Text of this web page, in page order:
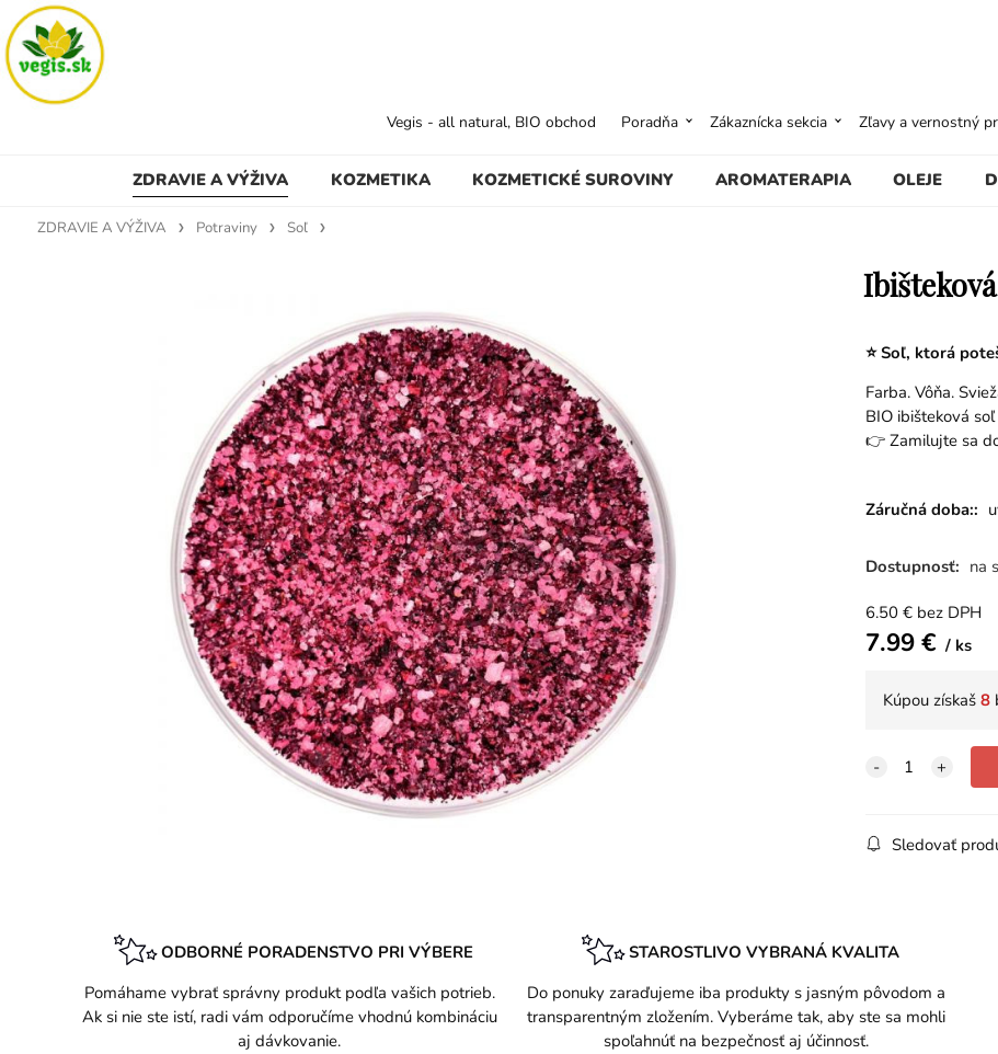
ZDRAVIE A VÝŽIVA KOZMETIKA KOZMETICKÉ SUROVINY AROMATERAPIA OLEJE
Vegis - all natural, BIO obchod Poradňa Zákaznícka sekcia Zľavy a vernostný
ZDRAVIE A VÝŽIVA Potraviny Soľ
⭐ Soľ, ktorá
Farba. Vôňa.
BIO ibišteková
👉 Zamilujte sa
Záručná doba::
Dostupnosť: na
6.50€ bez DPH
7.99€ ks
Kúpou získaš 8
Sledovať
ODBORNÉ PORADENSTVO PRI VÝBERE
Pomáhame vybrať správny produkt podľa vašich potrieb.
Ak si nie ste istí, radi vám odporučíme vhodnú kombináciu
aj dávkovanie.
STAROSTLIVO VYBRANÁ KVALITA
Do ponuky zaraďujeme iba produkty s jasným pôvodom a
transparentným zložením. Vyberáme tak, aby ste sa mohli
spoľahnúť na bezpečnosť aj účinnosť.